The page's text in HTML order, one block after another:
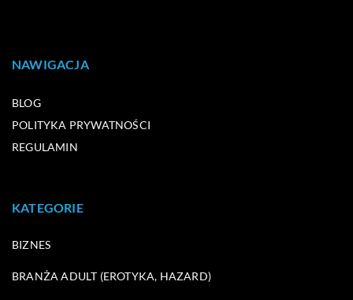
NAWIGACJA
BLOG
POLITYKA PRYWATNOŚCI
REGULAMIN
KATEGORIE
BIZNES
BRANŻA ADULT (EROTYKA, HAZARD)